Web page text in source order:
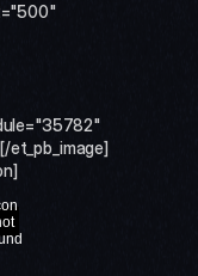
et_pb_image]